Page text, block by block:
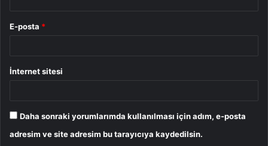
E-posta *
İnternet sitesi
Daha sonraki yorumlarımda kullanılması için adım, e-posta
adresim ve site adresim bu tarayıcıya kaydedilsin.